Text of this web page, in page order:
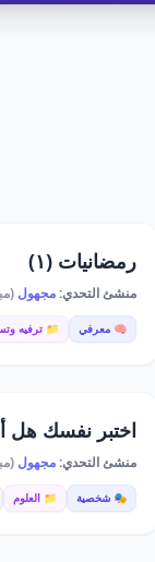
رمضانيات (١)
منشئ التحدي:مجهول
🧠 معرفي 📁 ترفيه
اختبر نفسك هل
منشئ التحدي:مجهول
🎭 شخصية 📁 العلوم